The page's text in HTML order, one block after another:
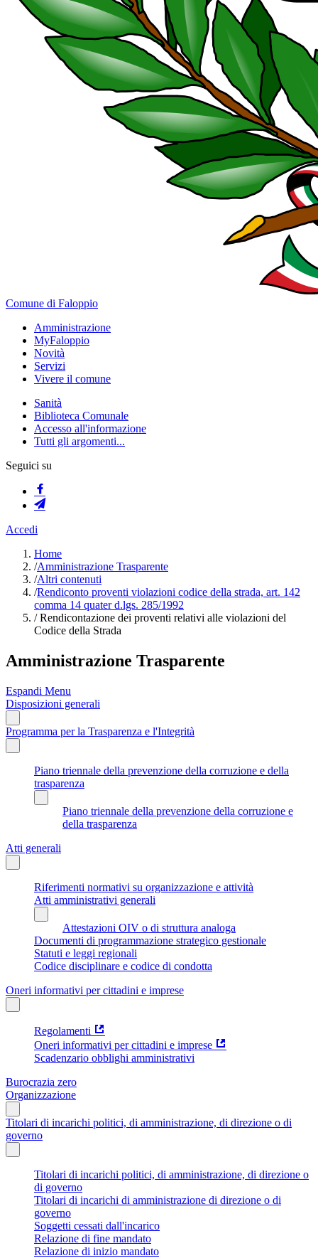
Comune di Faloppio
Amministrazione
MyFaloppio
Novità
Servizi
Vivere il comune
Sanità
Biblioteca Comunale
Accesso all'informazione
Tutti gli argomenti...
Seguici su
Accedi
Home
/Amministrazione Trasparente
/Altri contenuti
/Rendiconto proventi violazioni codice della strada, art. 142
comma 14 quater d.lgs. 285/1992
/Rendicontazione dei proventi relativi alle violazioni del
Codice della Strada
Amministrazione Trasparente
Espandi Menu
Disposizioni generali
Programma per la Trasparenza e l'Integrità
Piano triennale della prevenzione della corruzione e della
trasparenza
Piano triennale della prevenzione della corruzione e
della trasparenza
Atti generali
Riferimenti normativi su organizzazione e attività
Atti amministrativi generali
Attestazioni OIV o di struttura analoga
Documenti di programmazione strategico gestionale
Statuti e leggi regionali
Codice disciplinare e codice di condotta
Oneri informativi per cittadini e imprese
Regolamenti
Oneri informativi per cittadini e imprese
Scadenzario obblighi amministrativi
Burocrazia zero
Organizzazione
Titolari di incarichi politici, di amministrazione, di direzione o di
governo
Titolari di incarichi politici, di amministrazione, di direzione o
di governo
Titolari di incarichi di amministrazione di direzione o di
governo
Soggetti cessati dall'incarico
Relazione di fine mandato
Relazione di inizio mandato